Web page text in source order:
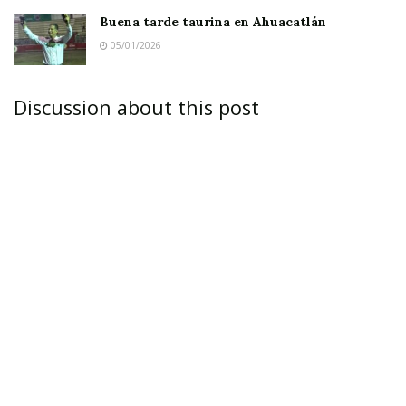
que tampoco se brinde apoyo a aquellos
habitantes que necesiten algún automóvil o
Buena tarde taurina en Ahuacatlán
05/01/2026
Discussion about this post